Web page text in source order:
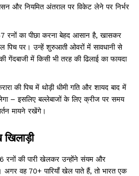
और नियमित अंतराल पर विकेट लेने पर निर्भर
रनों का पीछा करना बेहद आसान है, खासकर
पिच पर। उन्हें शुरुआती ओवरों में सावधानी से
गेंदबाजी में किसी भी तरह की ढिलाई का फायदा
की पिच में थोड़ी धीमी गति और शायद बाद में
– इसलिए बल्लेबाजों के लिए क्रीज पर समय
मायने रखेंगे।
रनों की पारी खेलकर उन्होंने संयम और
वह 70+ पारियाँ खेल पाते हैं, तो भारत एक